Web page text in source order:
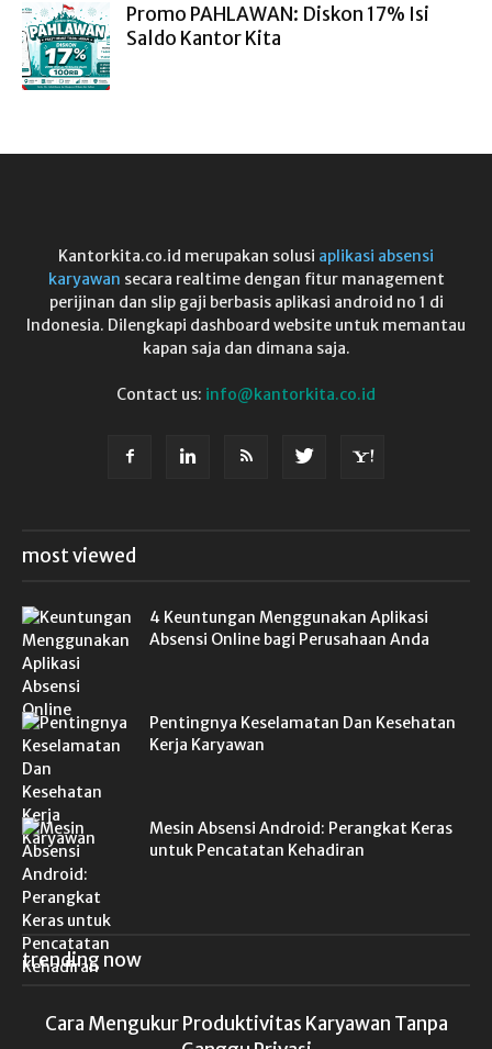
Promo PAHLAWAN: Diskon 17% Isi
Saldo Kantor Kita
Kantorkita.co.id merupakan solusi aplikasi absensi
karyawan secara realtime dengan fitur management
perijinan dan slip gaji berbasis aplikasi android no 1 di
Indonesia. Dilengkapi dashboard website untuk memantau
kapan saja dan dimana saja.
Contact us: info@kantorkita.co.id
most viewed
4 Keuntungan Menggunakan Aplikasi
Absensi Online bagi Perusahaan Anda
Pentingnya Keselamatan Dan Kesehatan
Kerja Karyawan
Mesin Absensi Android: Perangkat Keras
untuk Pencatatan Kehadiran
trending now
Cara Mengukur Produktivitas Karyawan Tanpa